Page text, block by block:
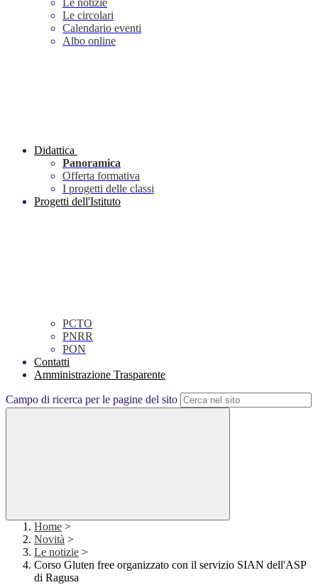
Le notizie
Le circolari
Calendario eventi
Albo online
Didattica
Panoramica
Offerta formativa
I progetti delle classi
Progetti dell'Istituto
PCTO
PNRR
PON
Contatti
Amministrazione Trasparente
Campo di ricerca per le pagine del sito
Home >
Novità >
Le notizie >
Corso Gluten free organizzato con il servizio SIAN dell'ASP
di Ragusa